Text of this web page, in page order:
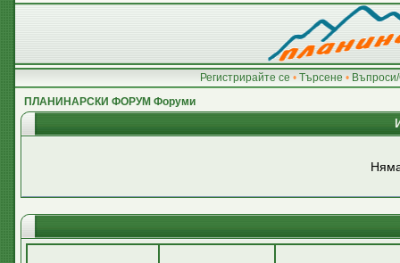
Регистрирайте се • Търсене •
ПЛАНИНАРСКИ ФОРУМ Форуми